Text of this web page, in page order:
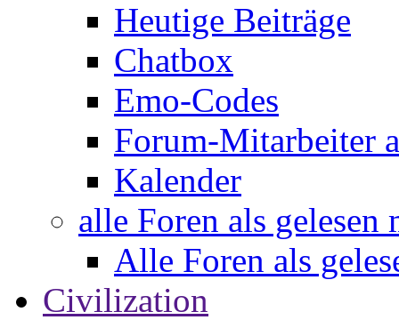
Heutige Beiträge
Chatbox
Emo-Codes
Forum-Mitarbeiter
Kalender
alle Foren als gelesen
Alle Foren als
Civilization